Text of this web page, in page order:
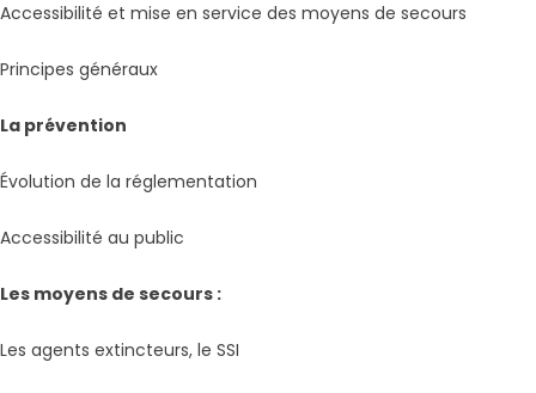
Accessibilité et mise en service des moyens de secours
Principes généraux
La prévention
Évolution de la réglementation
Accessibilité au public
Les moyens de secours :
Les agents extincteurs, le SSI